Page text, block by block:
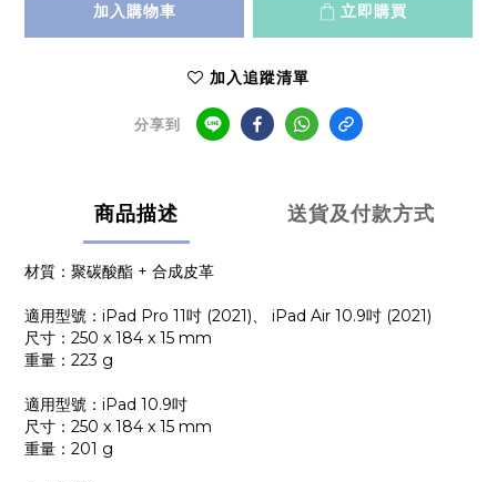
加入購物車 立即購買
加入追蹤清單
分享到
商品描述 送貨及付款方式
材質：聚碳酸酯 + 合成皮革
適用型號：iPad Pro 11吋 (2021)、 iPad Air 10.9吋 (2021)
尺寸：250 x 184 x 15 mm
重量：223 g
適用型號：iPad 10.9吋
尺寸：250 x 184 x 15 mm
重量：201 g